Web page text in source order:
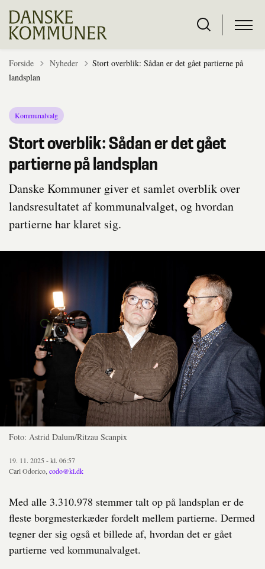
Forside Tilbage til
Nyheder
Stort overblik: Sådan er det gået partierne på
landsplan
Kommunalvalg
Stort overblik: Sådan er det gået
partierne på landsplan
Danske Kommuner giver et samlet overblik over
landsresultatet af kommunalvalget, og hvordan
partierne har klaret sig.
Foto: Astrid Dalum/Ritzau Scanpix
19. 11. 2025 - kl. 06:57
Carl Odorico, codo@kl.dk
Med alle 3.310.978 stemmer talt op på landsplan er de
fleste borgmesterkæder fordelt mellem partierne. Dermed
tegner der sig også et billede af, hvordan det er gået
partierne ved kommunalvalget.